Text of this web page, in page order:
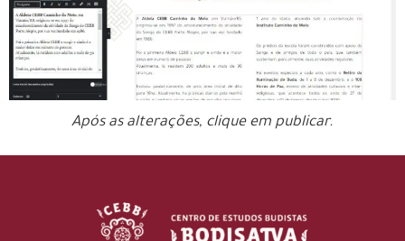
Após as alterações, clique em publicar.